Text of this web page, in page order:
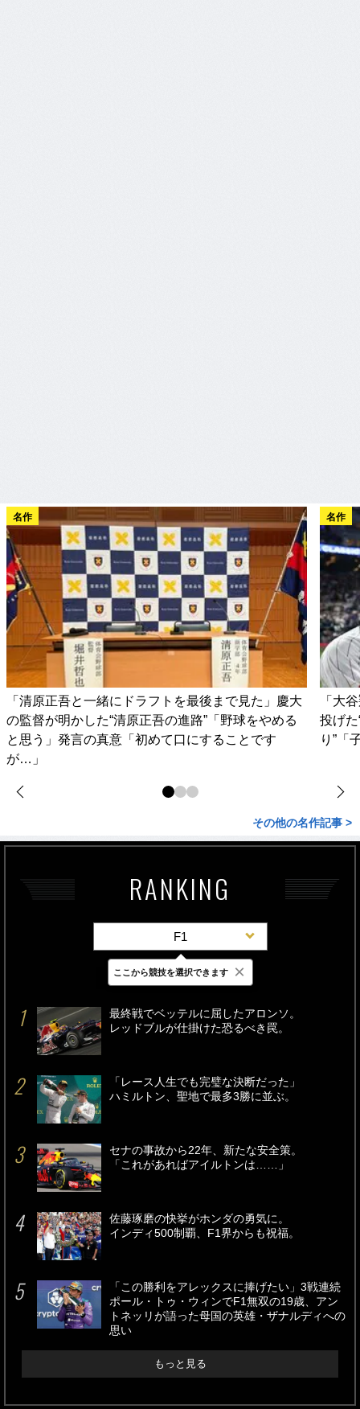
名作
「清原正吾と一緒にドラフトを最後まで見た」慶大
の監督が明かした“清原正吾の進路”「野球をやめる
と思う」発言の真意「初めて口にすることです
が…」
名作
「大
投げ
り”「
その他の名作記事 >
RANKING
F1
最新 24時間 週間
最終戦でベッテルに屈したアロンソ。
レッドブルが仕掛けた恐るべき罠。
「レース人生でも完璧な決断だった」
ハミルトン、聖地で最多3勝に並ぶ。
セナの事故から22年、新たな安全策。
「これがあればアイルトンは……」
佐藤琢磨の快挙がホンダの勇気に。
インディ500制覇、F1界からも祝福。
「この勝利をアレックスに捧げたい」3戦連続
ポール・トゥ・ウィンでF1無双の19歳、アン
トネッリが語った母国の英雄・ザナルディへの
思い
もっと見る
ここから競技を選択できます ×